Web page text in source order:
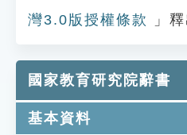
灣3.0版授權條款
」釋
國家教育研究院辭書
基本資料